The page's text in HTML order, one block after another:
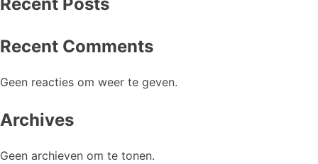
Recent Comments
Geen reacties om weer te geven.
Archives
Geen archieven om te tonen.